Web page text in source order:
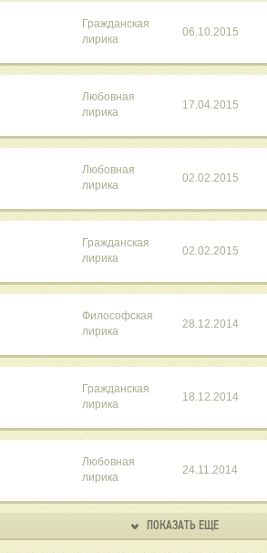
Гражданская
лирика
06.10.2015
Любовная
лирика
17.04.2015
Любовная
лирика
02.02.2015
Гражданская
лирика
02.02.2015
Философская
лирика
28.12.2014
Гражданская
лирика
18.12.2014
Любовная
лирика
24.11.2014
ПОКАЗАТЬ ЕЩЕ